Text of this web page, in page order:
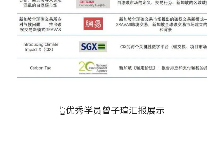
👆优秀学员曾子瑄汇报展示